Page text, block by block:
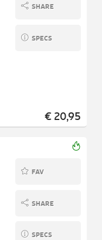
SHARE
SPECS
€ 20,95
FAV
SHARE
SPECS